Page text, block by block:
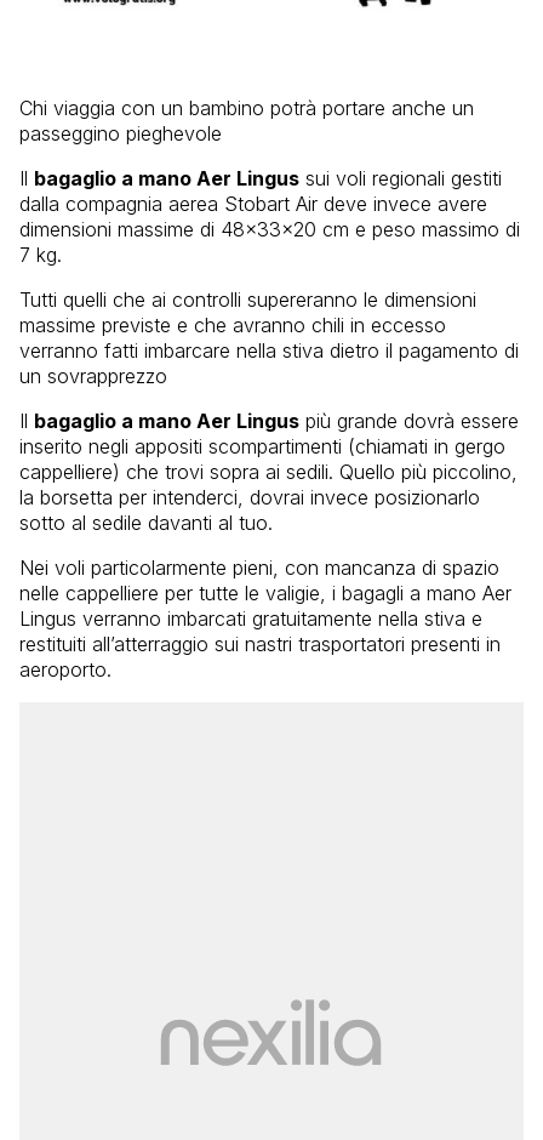
Chi viaggia con un bambino potrà portare anche un
passeggino pieghevole
Il bagaglio a mano Aer Lingus sui voli regionali gestiti
dalla compagnia aerea Stobart Air deve invece avere
dimensioni massime di 48x33x20 cm e peso massimo di
7 kg.
Tutti quelli che ai controlli supereranno le dimensioni
massime previste e che avranno chili in eccesso
verranno fatti imbarcare nella stiva dietro il pagamento di
un sovrapprezzo
Il bagaglio a mano Aer Lingus più grande dovrà essere
inserito negli appositi scompartimenti (chiamati in gergo
cappelliere) che trovi sopra ai sedili. Quello più piccolino,
la borsetta per intenderci, dovrai invece posizionarlo
sotto al sedile davanti al tuo.
Nei voli particolarmente pieni, con mancanza di spazio
nelle cappelliere per tutte le valigie, i bagagli a mano Aer
Lingus verranno imbarcati gratuitamente nella stiva e
restituiti all’atterraggio sui nastri trasportatori presenti in
aeroporto.